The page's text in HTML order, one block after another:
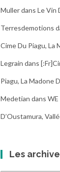
Mullerdans Le Vin
Terresdemotions
Cime Du Piagu, La
Legrain dans
Piagu, La Madone
Medetian dans
D’Oustamura,
Les